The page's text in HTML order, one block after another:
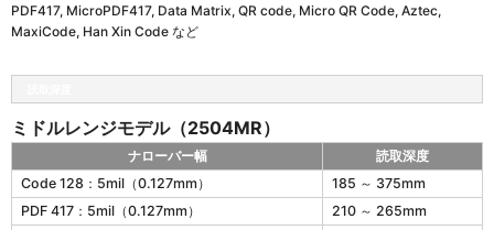
PDF417, MicroPDF417, Data Matrix, QR code, Micro QR Code, Aztec,
MaxiCode, Han Xin Code など
ミドルレンジモデル（2504MR）
5
ナローバー幅
読取深度
Code 128：5mil（0.127mm）
185 ～ 375mm
PDF 417：5mil（0.127mm）
210 ～ 265mm